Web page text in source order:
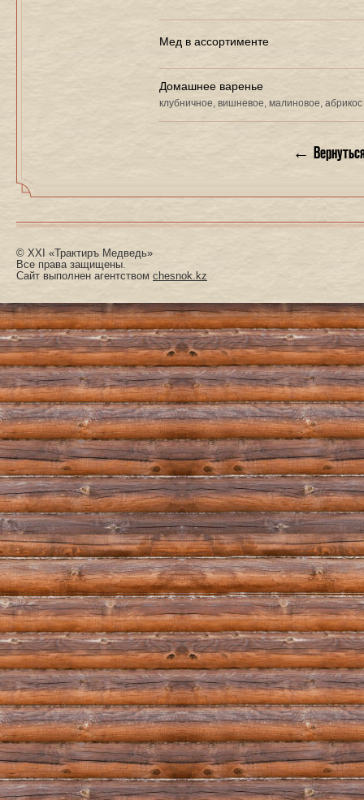
Мед в ассортименте
Домашнее варенье
клубничное, вишневое, малиновое, абрикос
←
© XXI «Трактиръ Медведь»
Все права защищены.
Сайт выполнен агентством chesnok.kz